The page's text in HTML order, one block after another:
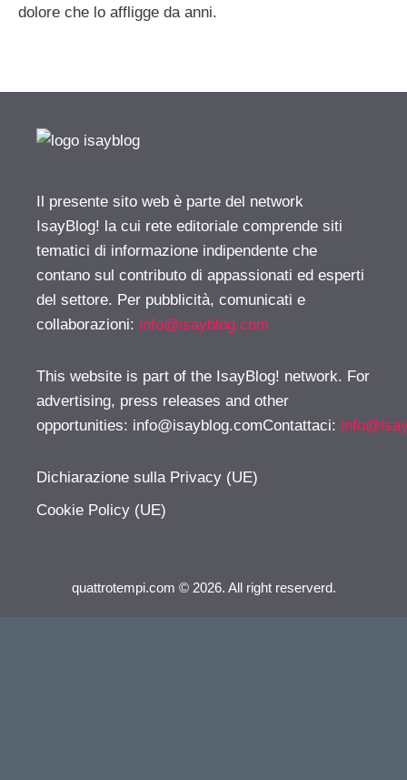
dolore che lo affligge da anni.
Il presente sito web è parte del network
IsayBlog! la cui rete editoriale comprende siti
tematici di informazione indipendente che
contano sul contributo di appassionati ed esperti
del settore. Per pubblicità, comunicati e
collaborazioni: info@isayblog.com
This website is part of the IsayBlog! network. For
advertising, press releases and other
opportunities: info@isayblog.comContattaci:
Dichiarazione sulla Privacy (UE)
Cookie Policy (UE)
quattrotempi.com © 2026. All right reserverd.